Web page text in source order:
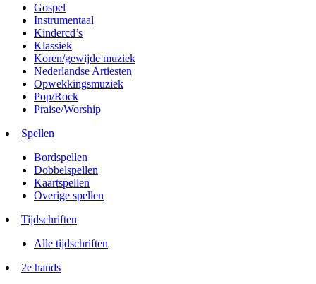
Gospel
Instrumentaal
Kindercd’s
Klassiek
Koren/gewijde muziek
Nederlandse Artiesten
Opwekkingsmuziek
Pop/Rock
Praise/Worship
Spellen
Bordspellen
Dobbelspellen
Kaartspellen
Overige spellen
Tijdschriften
Alle tijdschriften
2e hands